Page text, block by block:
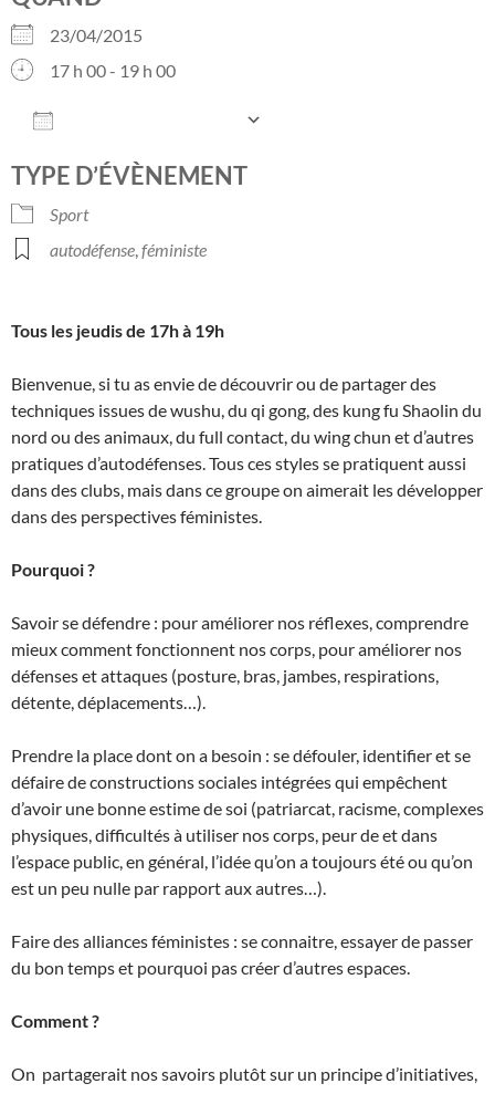
23/04/2015
17 h 00 - 19 h 00
TYPE D’ÉVÈNEMENT
Sport
autodéfense féministe
Tous les jeudis de 17h à 19h
Bienvenue, si tu as envie de découvrir ou de partager des
techniques issues de wushu, du qi gong, des kung fu Shaolin du
nord ou des animaux, du full contact, du wing chun et d’autres
pratiques d’autodéfenses. Tous ces styles se pratiquent aussi
dans des clubs, mais dans ce groupe on aimerait les développer
dans des perspectives féministes.
Pourquoi ?
Savoir se défendre : pour améliorer nos réflexes, comprendre
mieux comment fonctionnent nos corps, pour améliorer nos
défenses et attaques (posture, bras, jambes, respirations,
détente, déplacements…).
Prendre la place dont on a besoin : se défouler, identifier et se
défaire de constructions sociales intégrées qui empêchent
d’avoir une bonne estime de soi (patriarcat, racisme, complexes
physiques, difficultés à utiliser nos corps, peur de et dans
l’espace public, en général, l’idée qu’on a toujours été ou qu’on
est un peu nulle par rapport aux autres…).
Faire des alliances féministes : se connaitre, essayer de passer
du bon temps et pourquoi pas créer d’autres espaces.
Comment ?
On partagerait nos savoirs plutôt sur un principe d’initiatives,